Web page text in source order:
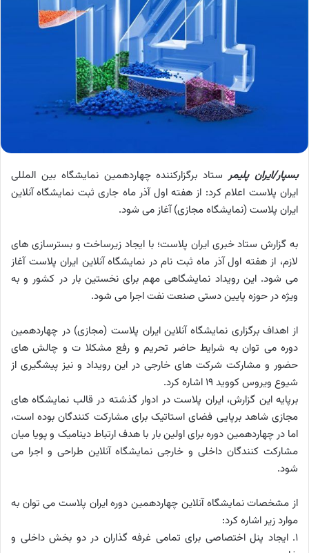
بسپار/ایران پلیمر ستاد برگزارکننده چهاردهمین نمایشگاه بین المللی
ایران پلاست اعلام کرد: از هفته اول آذر ماه جاری ثبت نمایشگاه آنلاین
ایران پلاست (نمایشگاه مجازی) آغاز می شود.
به گزارش ستاد خبری ایران پلاست؛ با ایجاد زیرساخت و بسترسازی های
لازم، از هفته اول آذر ماه ثبت نام در نمایشگاه آنلاین ایران پلاست آغاز
می شود. این رویداد نمایشگاهی مهم برای نخستین بار در کشور و به
ویژه در حوزه پایین دستی صنعت نفت اجرا می شود.
از اهداف برگزاری نمایشگاه آنلاین ایران پلاست (مجازی) در چهاردهمین
دوره می توان به شرایط حاضر تحریم و رفع مشکلا ت و چالش های
حضور و مشارکت شرکت های خارجی در این رویداد و نیز پیشگیری از
شیوع ویروس کووید 19 اشاره کرد.
برپایه این گزارش، ایران پلاست در ادوار گذشته در قالب نمایشگاه های
مجازی شاهد برپایی فضای استاتیک برای مشارکت کنندگان بوده است،
اما در چهاردهمین دوره برای اولین بار با هدف ارتباط دینامیک و پویا میان
مشارکت کنندگان داخلی و خارجی نمایشگاه آنلاین طراحی و اجرا می
شود.
از مشخصات نمایشگاه آنلاین چهاردهمین دوره ایران پلاست می توان به
موارد زیر اشاره کرد:
1. ایجاد پنل اختصاصی برای تمامی غرفه گذاران در دو بخش داخلی و